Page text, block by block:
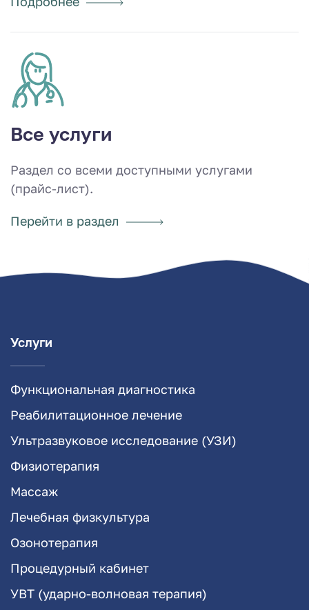
Все услуги
Раздел со всеми доступными услугами
(прайс-лист).
Перейти в раздел
Услуги
Функциональная диагностика
Реабилитационное лечение
Ультразвуковое исследование (УЗИ)
Физиотерапия
Массаж
Лечебная физкультура
Озонотерапия
Процедурный кабинет
УВТ (ударно-волновая терапия)